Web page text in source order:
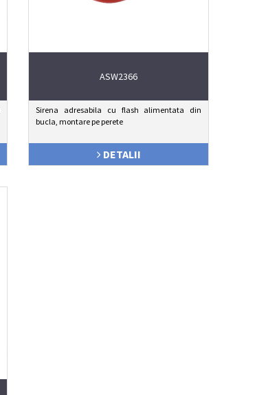
ASW2366
Sirena adresabila cu flash alimentata din
bucla, montare pe perete
DETALII